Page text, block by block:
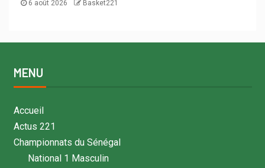
6 août 2026 Basket221
MENU
Accueil
Actus 221
Championnats du Sénégal
National 1 Masculin